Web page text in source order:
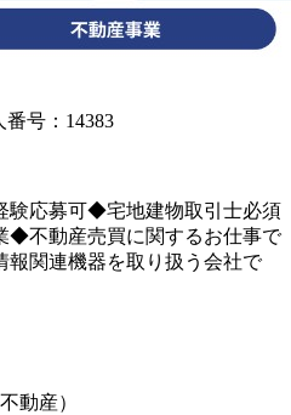
番号：14383
験応募可◆宅地建物取引士必須
不動産売買に関するお仕事で
関連機器を取り扱う会社で
動産）